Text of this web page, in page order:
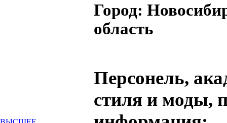
Город:
область
Персонель,
стиля и моды,